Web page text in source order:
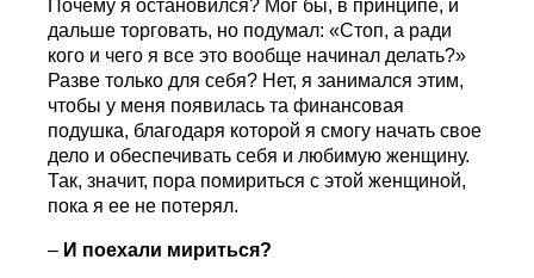
Почему я остановился? Мог бы, в принципе, и
дальше торговать, но подумал: «Стоп, а ради
кого и чего я все это вообще начинал делать?»
Разве только для себя? Нет, я занимался этим,
чтобы у меня появилась та финансовая
подушка, благодаря которой я смогу начать свое
дело и обеспечивать себя и любимую женщину.
Так, значит, пора помириться с этой женщиной,
пока я ее не потерял.
– И поехали мириться?